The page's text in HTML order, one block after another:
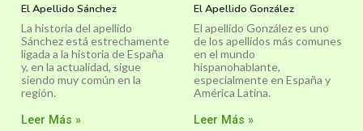
El Apellido Sánchez
La historia del apellido
Sánchez está estrechamente
ligada a la historia de España
y, en la actualidad, sigue
siendo muy común en la
región.
Leer Más »
El Apellido González
El apellido González es uno
de los apellidos más comunes
en el mundo
hispanohablante,
especialmente en España y
América Latina.
Leer Más »